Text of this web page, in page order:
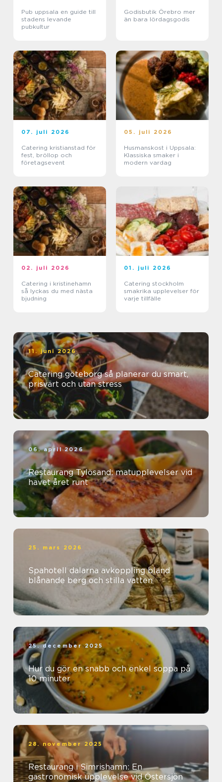
Pub uppsala en guide till
stadens levande
pubkultur
Godisbutik Örebro mer
än bara lördagsgodis
07. juli 2026
Catering kristianstad för
fest, bröllop och
företagsevent
05. juli 2026
Husmanskost i Uppsala:
Klassiska smaker i
modern vardag
02. juli 2026
Catering i kristinehamn
så lyckas du med nästa
bjudning
01. juli 2026
Catering stockholm
smakrika upplevelser för
varje tillfälle
11. juni 2026
Catering göteborg så planerar du smart,
prisvärt och utan stress
06. april 2026
Restaurang Tylösand: matupplevelser vid
havet året runt
25. mars 2026
Spahotell dalarna avkoppling bland
blånande berg och stilla vatten
25. december 2025
Hur du gör en snabb och enkel soppa på
10 minuter
28. november 2025
Restaurang i Simrishamn: En
gastronomisk upplevelse vid Östersjön